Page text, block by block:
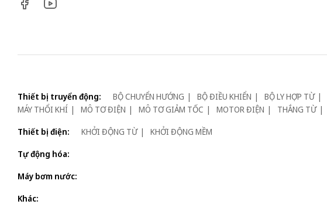
Thiết bị truyển động: BỘ CHUYỂN HƯỚNG BỘ ĐIỀU KHIỂN BỘ LY HỢP TỪ
MÁY THỔI KHÍ
MÔ TƠ ĐIỆN MÔ TƠ GIẢM TỐC MOTOR ĐIỆN THẮNG TỪ
Thiết bị điện:
KHỞI ĐỘNG TỪ
KHỞI ĐỘNG MỀM
Tự động hóa:
Máy bơm nước:
Khác: